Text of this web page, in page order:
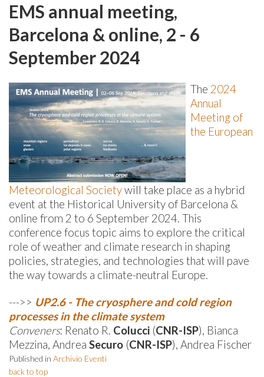
EMS annual meeting,
Barcelona & online, 2 - 6
September 2024
The 2024
Annual
Meeting of
the European
Meteorological Societywill take place as a hybrid
event at the Historical University of Barcelona &
online from 2 to 6 September 2024. This
conference focus topic aims to explore the critical
role of weather and climate research in shaping
policies, strategies, and technologies that will pave
the way towards a climate-neutral Europe.
--->> UP2.6 - The cryosphere and cold region
processes in the climate system
Conveners: Renato R. Colucci (CNR-ISP), Bianca
Mezzina, Andrea Securo (CNR-ISP), Andrea Fischer
Published in Archivio Eventi
back to top